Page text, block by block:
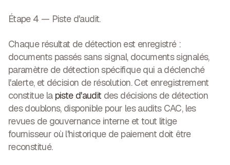
Étape 4 — Piste d'audit.
Chaque résultat de détection est enregistré :
documents passés sans signal, documents signalés,
paramètre de détection spécifique qui a déclenché
l'alerte, et décision de résolution. Cet enregistrement
constitue la piste d'audit des décisions de détection
des doublons, disponible pour les audits CAC, les
revues de gouvernance interne et tout litige
fournisseur où l'historique de paiement doit être
reconstitué.